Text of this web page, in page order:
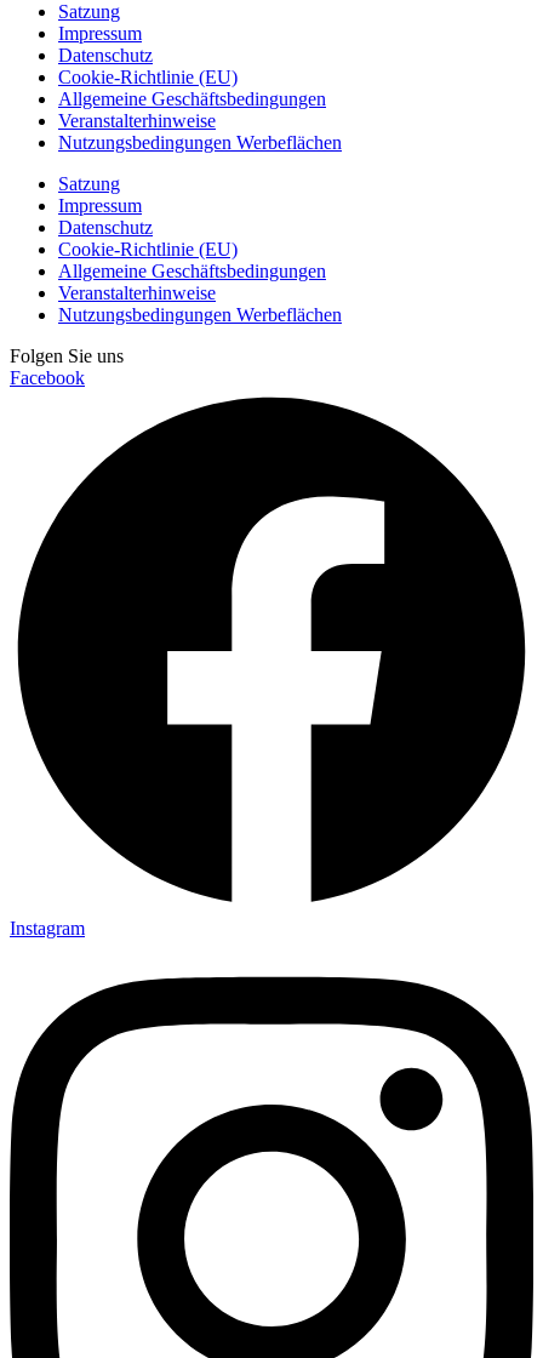
Satzung
Impressum
Datenschutz
Cookie-Richtlinie (EU)
Allgemeine Geschäftsbedingungen
Veranstalterhinweise
Nutzungsbedingungen Werbeflächen
Satzung
Impressum
Datenschutz
Cookie-Richtlinie (EU)
Allgemeine Geschäftsbedingungen
Veranstalterhinweise
Nutzungsbedingungen Werbeflächen
Folgen Sie uns
Facebook
Instagram